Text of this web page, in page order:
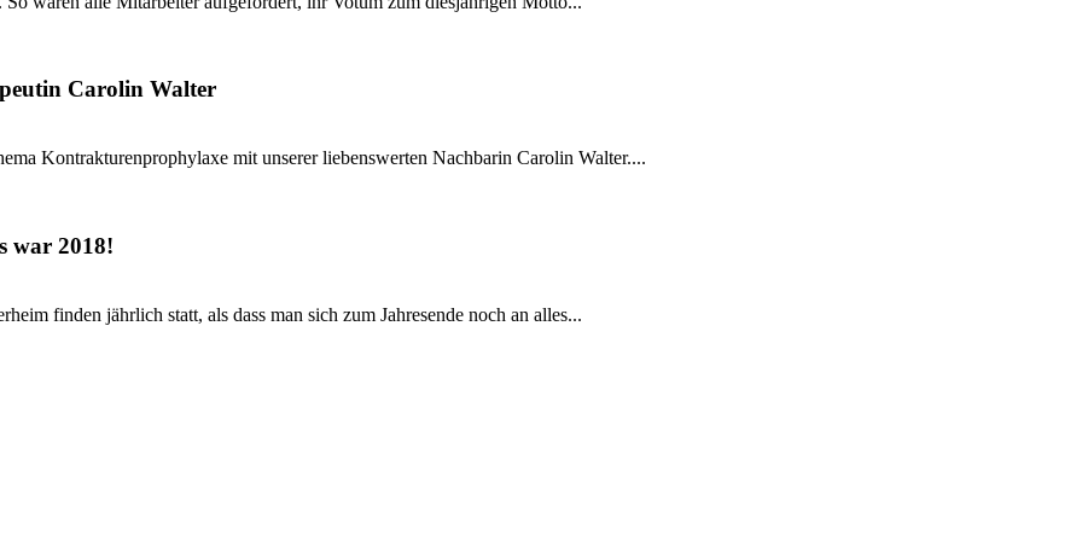
Carolin Walter
Kontrakturenprophylaxe mit unserer liebenswerten Nachbarin Carolin Walter....
war 2018!
finden jährlich statt, als dass man sich zum Jahresende noch an alles...